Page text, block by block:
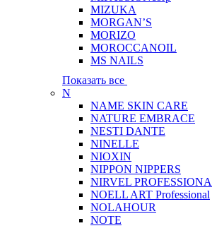
MIZUKA
MORGAN’S
MORIZO
MOROCCANOIL
MS NAILS
Показать все
N
NAME SKIN CARE
NATURE EMBRACE
NESTI DANTE
NINELLE
NIOXIN
NIPPON NIPPERS
NIRVEL
NOELL ART Professional
NOLAHOUR
NOTE